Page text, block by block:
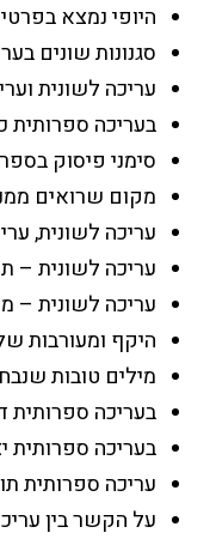
היופי נמצא
סגנונות שונים
עריכה לשונית
בעריכה ספרותית
סימני פיסוק
מקום שרואים
עריכה לשונית,
עריכה לשונית –
עריכה לשונית –
היקף ומעורבות
מילים טובות
בעריכה ספרותית
בעריכה ספרותית
עריכה ספרותית
על הקשר בין